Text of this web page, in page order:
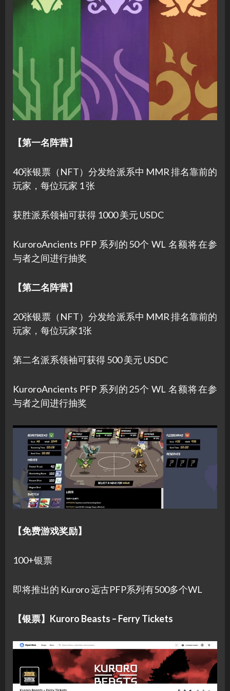
【第一名阵营】
40张银票（NFT）分发给派系中 MMR 排名靠前的
玩家，每位玩家 1 张
获胜派系领袖可获得 1000 美元 USDC
KuroroAncients PFP 系列的50个 WL 名额将在参
与者之间进行抽奖
【第二名阵营】
20张银票（NFT）分发给派系中 MMR 排名靠前的
玩家，每位玩家1张
第二名派系领袖可获得 500 美元 USDC
KuroroAncients PFP 系列的25个 WL 名额将在参
与者之间进行抽奖
【免费游戏奖励】
100+银票
即将推出的 Kuroro 远古PFP系列有500多个WL
【银票】Kuroro Beasts – Ferry Tickets